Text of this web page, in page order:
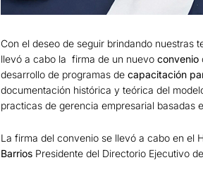
Con el deseo de seguir brindando nuestras
llevó a cabo la firma de un nuevo convenio
desarrollo de programas de capacitación
documentación histórica y teórica del
practicas de gerencia empresarial basadas
La firma del convenio se llevó a cabo en el
Barrios Presidente del Directorio Ejecutivo